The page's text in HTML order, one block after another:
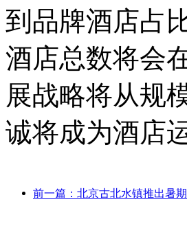
到品牌酒店占
酒店总数将会
展战略将从规
诚将成为酒店
前一篇：北京古北水镇推出暑